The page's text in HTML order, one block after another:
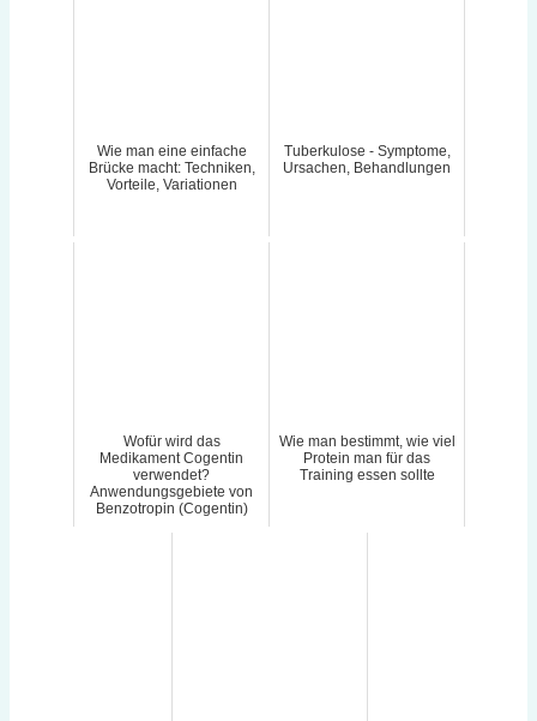
Wie man eine einfache
Brücke macht: Techniken,
Vorteile, Variationen
Tuberkulose - Symptome,
Ursachen, Behandlungen
Wofür wird das
Medikament Cogentin
verwendet?
Anwendungsgebiete von
Benzotropin (Cogentin)
Wie man bestimmt, wie viel
Protein man für das
Training essen sollte